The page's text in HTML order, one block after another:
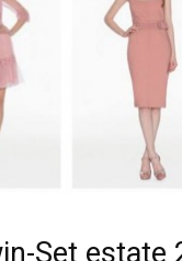
Set estate